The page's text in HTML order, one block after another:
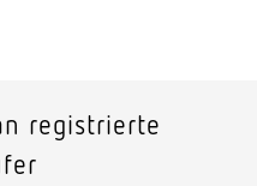
registrierte